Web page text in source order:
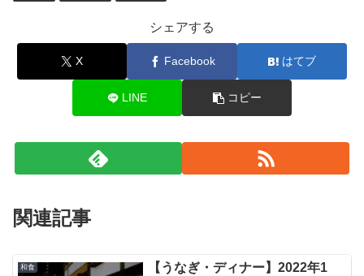
シェアする
X Facebook はてブ
LINE コピー
関連記事
和食
【うなぎ・ディナー】2022年1